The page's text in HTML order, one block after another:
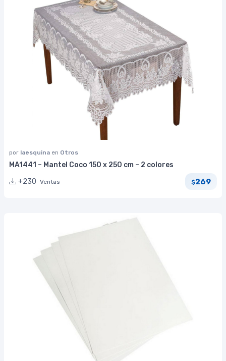
por laesquina en Otros
MA1441 – Mantel Coco 150 x 250 cm – 2 colores
+230 Ventas $269